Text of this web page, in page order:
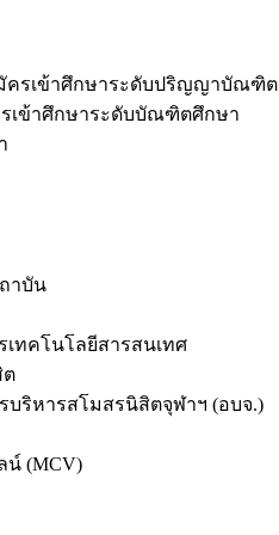
ครเข้าศึกษาระดับปริญญาบัณฑิต
เข้าศึกษาระดับบัณฑิตศึกษา
าบัน
เทคโนโลยีสารสนเทศ
ต
บริหารสโมสรนิสิตจุฬาฯ (อบจ.)
น์ (MCV)